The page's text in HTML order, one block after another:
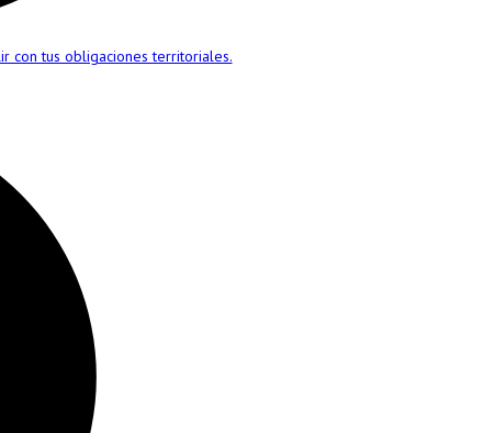
con tus obligaciones territoriales.